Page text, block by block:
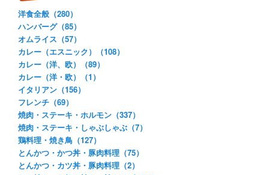
洋食全般（280）
ハンバーグ（85）
オムライス（57）
カレー（エスニック）（108）
カレー（洋、欧）（89）
カレー（洋・欧）（1）
イタリアン（156）
フレンチ（69）
焼肉・ステーキ・ホルモン（337）
焼肉・ステーキ・しゃぶしゃぶ（7）
鶏料理・焼き鳥（127）
とんかつ・かつ丼・豚肉料理（75）
とんかつ・カツ丼・豚肉料理（2）